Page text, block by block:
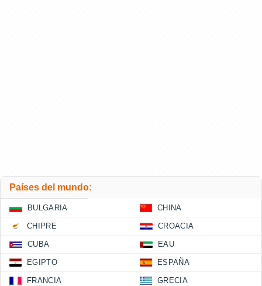
Países del mundo:
BULGARIA CHINA
CHIPRE CROACIA
CUBA EAU
EGIPTO ESPAÑA
FRANCIA GRECIA